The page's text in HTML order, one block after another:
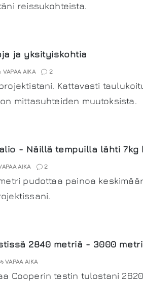
reissukohteista.
ja yksityiskohtia
VAPAA AIKA 2
Kattavasti
mittasuhteiden muutoksista.
- Näillä tempuilla lähti 7kg
AIKA 2
pudottaa painoa
2840 metriä - 3000
VAPAA AIKA
Cooperin testin tulostani